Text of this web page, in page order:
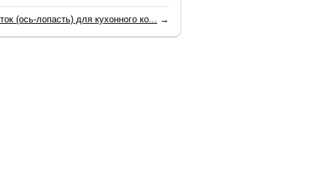
(ось-лопасть) для кухонного ко... →